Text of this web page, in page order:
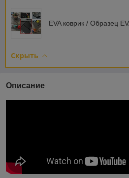
EVA коврик / Образец
Скрыть
Описание